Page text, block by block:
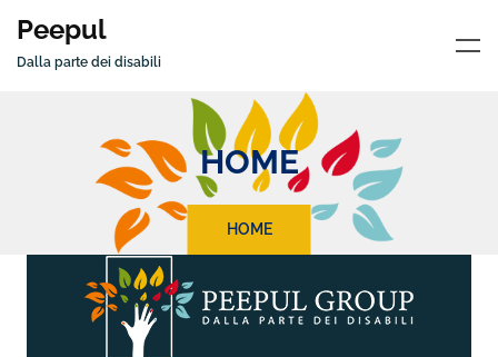
Peepul
Dalla parte dei disabili
HOME
HOME